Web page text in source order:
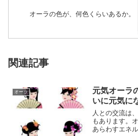
オーラの色が、何色くらいあるか。
関連記事
オーラ
元気オーラ
いに元気に
人との交流は
もあります。
あらわすエネ